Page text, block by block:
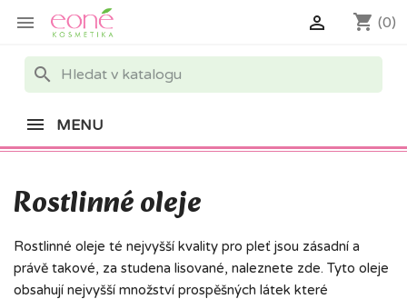
 shopping_cart (0)

search
MENU
Rostlinné oleje
Rostlinné oleje té nejvyšší kvality pro pleť jsou zásadní a
právě takové, za studena lisované, naleznete zde. Tyto oleje
obsahují nejvyšší množství prospěšných látek které